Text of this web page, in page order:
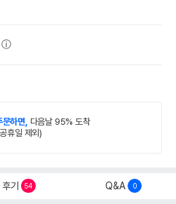
문하면, 다음날 95% 도착
휴일 제외)
후기 54 Q&A 0